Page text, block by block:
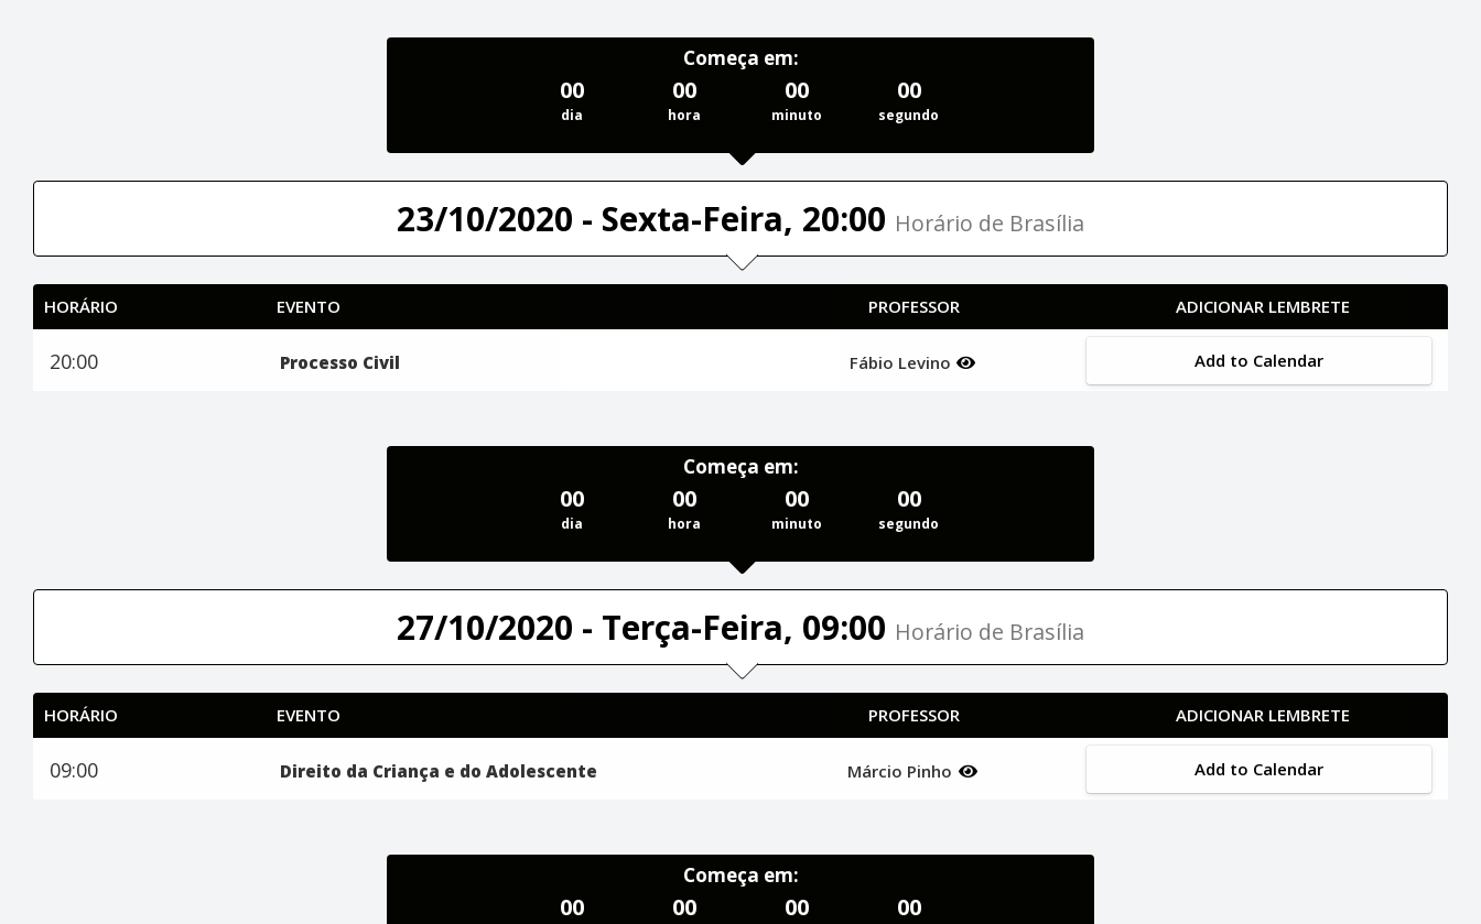
Começa em:
00
dia
00
hora
00
minuto
00
segundo
23/10/2020 - Sexta-Feira, 20:00 Horário de Brasília
HORÁRIO EVENTO PROFESSOR ADICIONAR LEMBRETE
20:00 Processo Civil Fábio Levino Add to Calendar
Começa em:
00
dia
00
hora
00
minuto
00
segundo
27/10/2020 - Terça-Feira, 09:00 Horário de Brasília
HORÁRIO EVENTO PROFESSOR ADICIONAR LEMBRETE
09:00 Direito da Criança e do Adolescente Márcio Pinho Add to Calendar
Começa em:
00 00 00 00